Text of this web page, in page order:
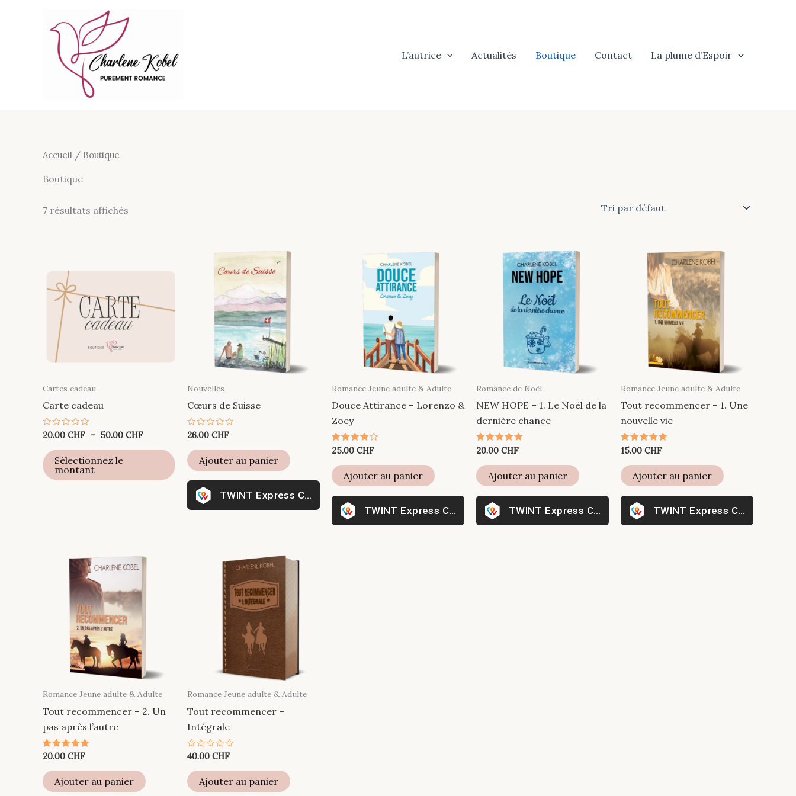
L’autrice Actualités Boutique Contact La plume d’Espoir
Accueil / Boutique
Boutique
7 résultats affichés
Cartes cadeau
Carte cadeau
Note
0
sur
5
20.00 CHF – 50.00 CHFPlage
20.00 CHF
Sélectionnez le
montant
produit
plusieurs
variations.
Nouvelles
Cœurs de Suisse
Note
0
sur
5
26.00 CHF
Ajouter au panier
Express Checkout
Romance Jeune adulte & Adulte
Douce Attirance – Lorenzo &
Zoey
Note
4.00
sur 5
25.00 CHF
Ajouter au panier
Express Checkout
Romance de Noël
NEW HOPE – 1. Le Noël de la
dernière chance
Note
5.00
sur 5
20.00 CHF
Ajouter au panier
Express Checkout
Romance Jeune adulte & Adulte
Tout recommencer – 1. Une
nouvelle vie
Note
5.00
sur 5
15.00 CHF
Ajouter au panier
Express Checkout
Romance Jeune adulte & Adulte
Tout recommencer – 2. Un
pas après l’autre
Note
sur 5
20.00 CHF
Ajouter au panier
Romance Jeune adulte & Adulte
Tout recommencer –
Intégrale
Note
sur
5
40.00 CHF
Ajouter au panier